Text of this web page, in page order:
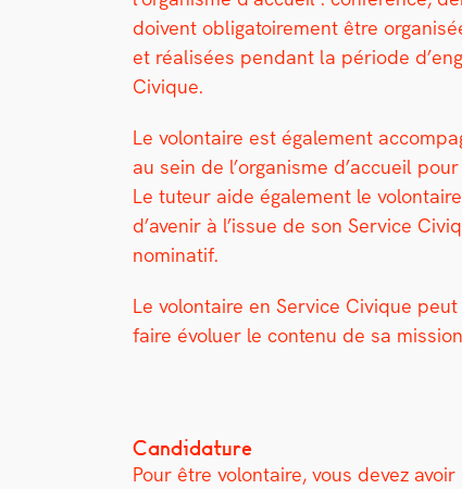
doivent oblig­a­toire­ment être
et réal­isées pen­dant la péri­ode
Civique.
Le volon­taire est égale­ment
au sein de l’or­gan­isme d’ac­cueil
Le tuteur aide égale­ment le
d’avenir à l’is­sue de son Ser­vice
nom­i­natif.
Le volon­taire en Ser­vice Civique
faire évoluer le con­tenu de sa
Candidature
Pour être volon­taire, vous devez